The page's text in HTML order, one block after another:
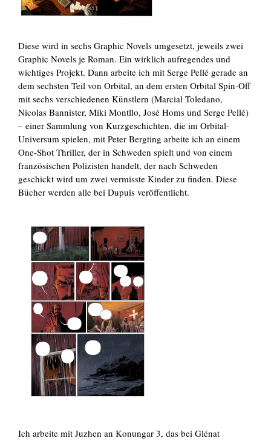
Diese wird in sechs Graphic Novels umgesetzt, jeweils zwei
Graphic Novels je Roman. Ein wirklich aufregendes und
wichtiges Projekt. Dann arbeite ich mit Serge Pellé gerade an
dem sechsten Teil von Orbital, an dem ersten Orbital Spin-Off
mit sechs verschiedenen Künstlern (Marcial Toledano,
Nicolas Bannister, Miki Montllo, José Homs und Serge Pellé)
– einer Sammlung von Kurzgeschichten, die im Orbital-
Universum spielen, mit Peter Bergting arbeite ich an einem
One-Shot Thriller, der in Schweden spielt und von einem
französischen Polizisten handelt, der nach Schweden
geschickt wird um zwei vermisste Kinder zu finden. Diese
Bücher werden alle bei Dupuis veröffentlicht.
Ich arbeite mit Juzhen an Konungar 3, das bei Glénat